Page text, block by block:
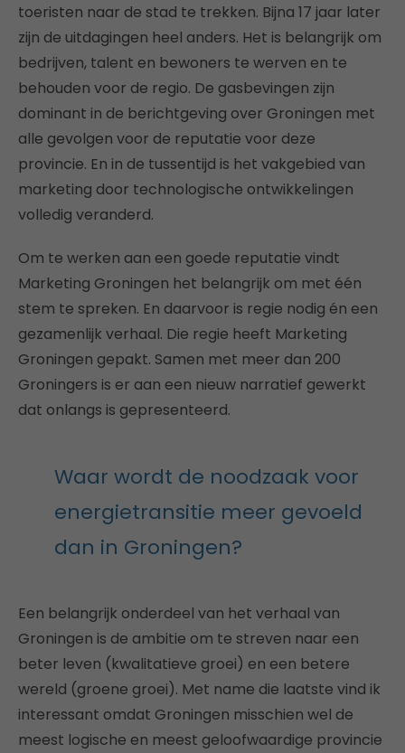
toeristen naar de stad te trekken. Bijna 17 jaar later
zijn de uitdagingen heel anders. Het is belangrijk om
bedrijven, talent en bewoners te werven en te
behouden voor de regio. De gasbevingen zijn
dominant in de berichtgeving over Groningen met
alle gevolgen voor de reputatie voor deze
provincie. En in de tussentijd is het vakgebied van
marketing door technologische ontwikkelingen
volledig veranderd.
Om te werken aan een goede reputatie vindt
Marketing Groningen het belangrijk om met één
stem te spreken. En daarvoor is regie nodig én een
gezamenlijk verhaal. Die regie heeft Marketing
Groningen gepakt. Samen met meer dan 200
Groningers is er aan een nieuw narratief gewerkt
dat onlangs is gepresenteerd.
Waar wordt de noodzaak voor
energietransitie meer gevoeld
dan in Groningen?
Een belangrijk onderdeel van het verhaal van
Groningen is de ambitie om te streven naar een
beter leven (kwalitatieve groei) en een betere
wereld (groene groei). Met name die laatste vind ik
interessant omdat Groningen misschien wel de
meest logische en meest geloofwaardige provincie